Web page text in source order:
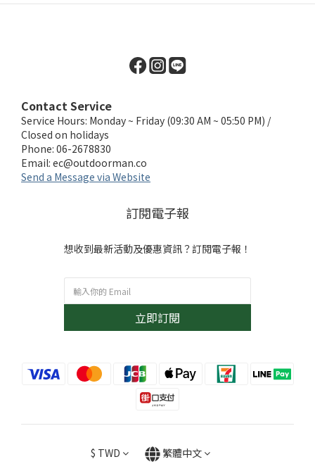
Contact Service
Service Hours: Monday ~ Friday (09:30 AM ~ 05:50 PM) /
Closed on holidays
Phone: 06-2678830
Email: ec@outdoorman.co
Send a Message via Website
訂閱電子報
想收到最新活動及優惠資訊？訂閱電子報！
立即訂閱
$ TWD 繁體中文